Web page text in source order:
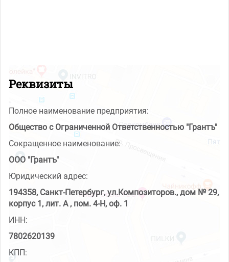
Реквизиты
Полное наименование предприятия:
Общество с Ограниченной Ответственностью "Грантъ"
Сокращенное наименование:
ООО "Грантъ"
Юридический адрес:
194358, Санкт-Петербург, ул.Композиторов., дом № 29,
корпус 1, лит. А , пом. 4-Н, оф. 1
ИНН:
7802620139
КПП: